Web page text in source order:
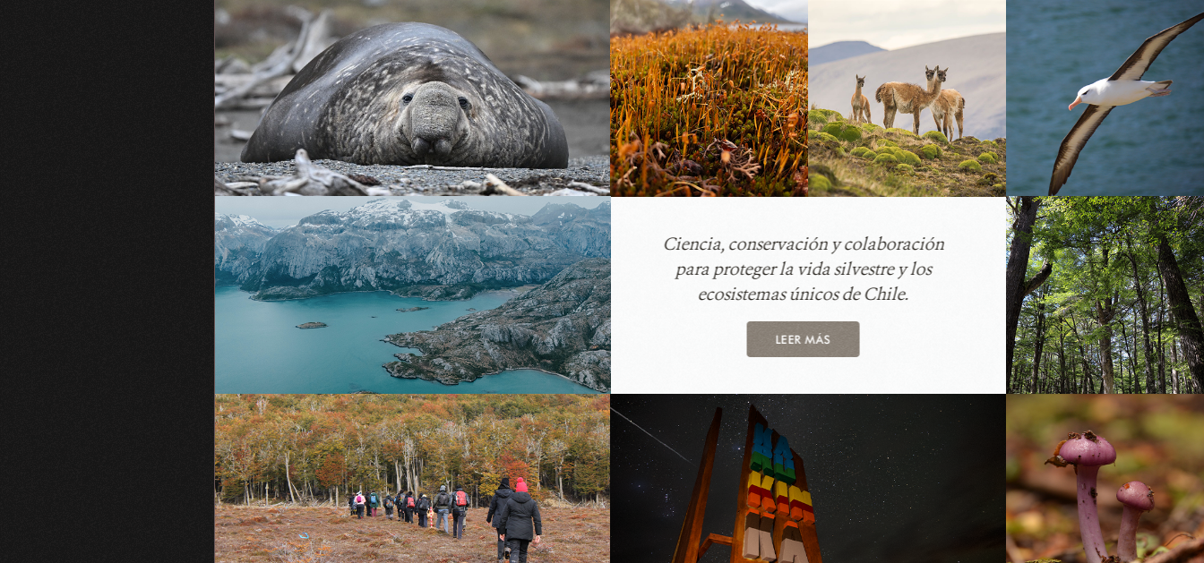
Ciencia, conservación y colaboración
para proteger la vida silvestre y los
ecosistemas únicos de Chile.
LEER MÁS